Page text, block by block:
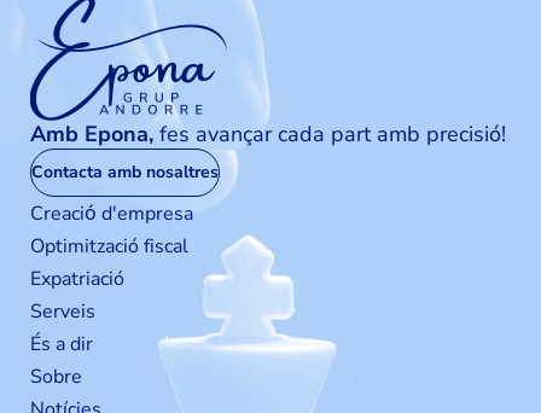
Amb Epona,fes avançar cada part amb precisió!
Contacta amb nosaltres
Creaciо́ d'empresa
Optimització fiscal
Expatriació
Serveis
És a dir
Sobre